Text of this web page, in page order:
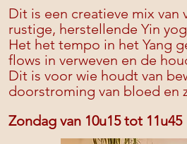
Dit is een creatieve mix van
rustige, herstellende Yin
Het het tempo in het Yang
flows in verweven en de
Dit is voor wie houdt van
doorstroming van bloed en
Zondag van 10u15 tot 11u45